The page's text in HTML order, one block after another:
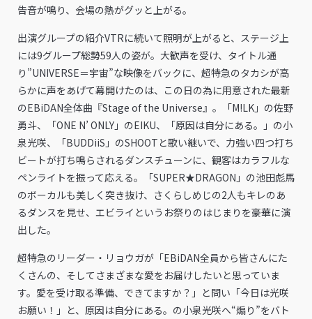
告音が鳴り、会場の熱がグッと上がる。
出演グループの紹介VTRに続いて照明が上がると、ステージ上
には9グループ総勢59人の姿が。大歓声を受け、タイトル通
り”UNIVERSE＝宇宙”な映像をバックに、超特急のタカシが高
らかに声をあげて幕開けたのは、この日の為に用意された最新
のEBiDAN全体曲『Stage of the Universe』。「M!LK」の佐野
勇斗、「ONE N’ ONLY」のEIKU、「原因は自分にある。」の小
泉光咲、「BUDDiiS」のSHOOTと歌い継いで、力強い四つ打ち
ビートが打ち鳴らされるダンスチューンに、観客はカラフルな
ペンライトを振って応える。「SUPER★DRAGON」の池田彪馬
のボーカルも美しく突き抜け、さくらしめじの2人もキレのあ
るダンスを見せ、エビライというお祭りのはじまりを豪華に演
出した。
超特急のリーダー・リョウガが「EBiDAN全員から皆さんにた
くさんの、そしてさまざまな愛をお届けしたいと思っていま
す。愛を受け取る準備、できてますか？」と問い「今日は光咲
お願い！」と、原因は自分にある。の小泉光咲へ“煽り”をバト